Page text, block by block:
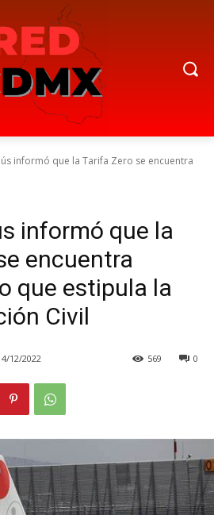
informó que la Tarifa Zero se encuentra
informó que la
encuentra
que estipula la
Civil
12/2022 0
569